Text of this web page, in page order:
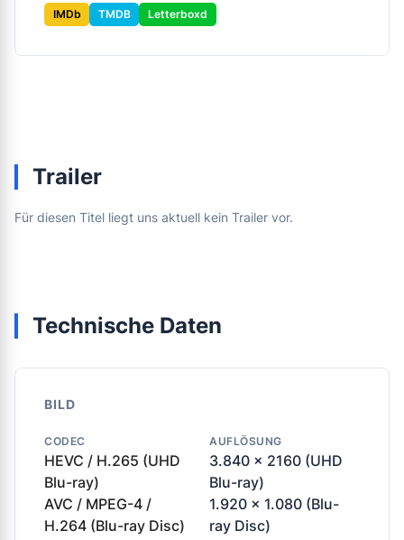
IMDb TMDB Letterboxd
Trailer
Für diesen Titel liegt uns aktuell kein Trailer vor.
Technische Daten
BILD
CODEC
HEVC / H.265 (UHD
Blu-ray)
AVC / MPEG-4 /
H.264 (Blu-ray Disc)
AUFLÖSUNG
3.840 x 2160 (UHD
Blu-ray)
1.920 x 1.080 (Blu-
ray Disc)